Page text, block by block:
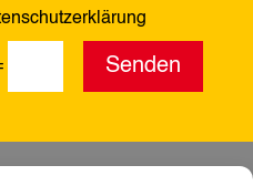
Senden